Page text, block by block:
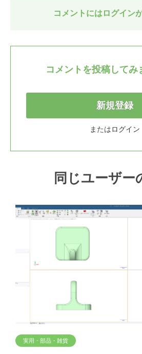
コメントにはログイン
コメントを投稿してみ
新規登録
またはログイン
同じユーザー
実用・部品・雑貨